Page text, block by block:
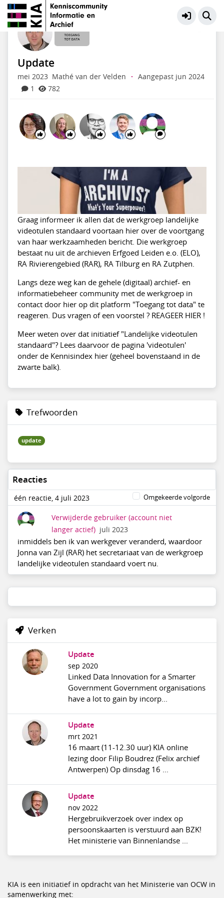
Toegang tot Data Meer
Update
mei 2023 Mathé van der Velden ·
Aangepast jun 2024
1
782
Graag informeer ik allen dat de werkgroep landelijke
videotulen standaard voortaan hier over de voortgang
van haar werkzaamheden bericht. Die werkgroep
bestaat nu uit de archieven Erfgoed Leiden e.o. (ELO),
RA Rivierengebied (RAR), RA Tilburg en RA Zutphen.
Langs deze weg kan de gehele (digitaal) archief- en
informatiebeheer community met de werkgroep in
contact door hier op dit platform "Toegang tot data" te
reageren. Dus vragen of een voorstel ? REAGEER HIER !
Meer weten over dat initiatief "Landelijke videotulen
standaard"? Lees daarvoor de pagina 'videotulen'
onder de Kennisindex hier (geheel bovenstaand in de
zwarte balk).
Trefwoorden
update
Reacties
één reactie, 4 juli 2023 Omgekeerde volgorde
Verwijderde gebruiker (account niet
langer actief) juli 2023
inmiddels ben ik van werkgever veranderd, waardoor
Jonna van Zijl (RAR) het secretariaat van de werkgroep
landelijke videotulen standaard voert nu.
Verken
Update
sep 2020
Linked Data Innovation for a Smarter
Government Government organisations
have a lot to gain by incorp...
Update
mrt 2021
16 maart (11-12.30 uur) KIA online
lezing door Filip Boudrez (Felix archief
Antwerpen) Op dinsdag 16 ...
Update
nov 2022
Hergebruikverzoek over index op
persoonskaarten is verstuurd aan BZK!
Het ministerie van Binnenlandse ...
KIA is een initiatief in opdracht van het Ministerie van OCW in
samenwerking met: